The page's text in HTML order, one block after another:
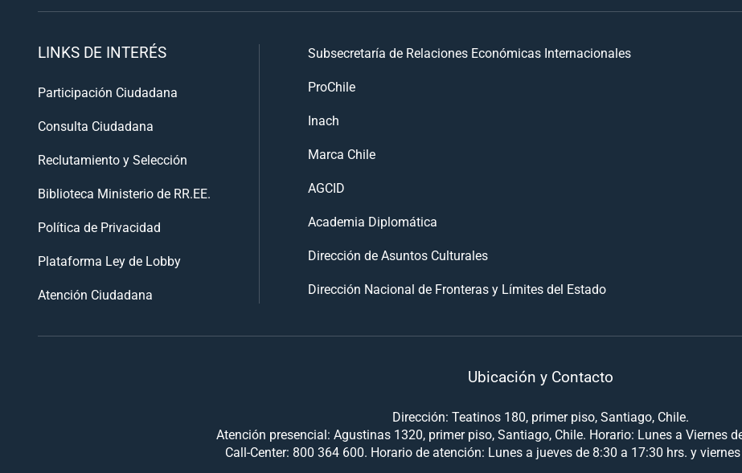
LINKS DE INTERÉS
Participación Ciudadana
Consulta Ciudadana
Reclutamiento y Selección
Biblioteca Ministerio de RR.EE.
Política de Privacidad
Plataforma Ley de Lobby
Atención Ciudadana
Subsecretaría de Relaciones Económicas Internacionales
ProChile
Inach
Marca Chile
AGCID
Academia Diplomática
Dirección de Asuntos Culturales
Dirección Nacional de Fronteras y Límites del Estado
Ubicación y Contacto
Dirección: Teatinos 180, primer piso, Santiago, Chile.
Atención presencial: Agustinas 1320, primer piso, Santiago, Chile. Horario: Lunes a Viernes
Call-Center: 800 364 600. Horario de atención: Lunes a jueves de 8:30 a 17:30 hrs. y